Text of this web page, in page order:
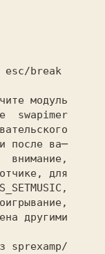
esc/break
модуль
swapimer
после ва─
внимание,
для
другими
sprexamp/